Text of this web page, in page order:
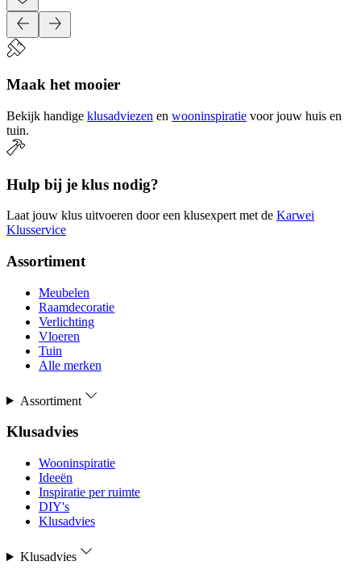
Maak het mooier
Bekijk handige klusadviezen en wooninspiratie voor jouw huis en
tuin.
Hulp bij je klus nodig?
Laat jouw klus uitvoeren door een klusexpert met de Karwei
Klusservice
Assortiment
Meubelen
Raamdecoratie
Verlichting
Vloeren
Tuin
Alle merken
Assortiment
Klusadvies
Wooninspiratie
Ideeën
Inspiratie per ruimte
DIY's
Klusadvies
Klusadvies